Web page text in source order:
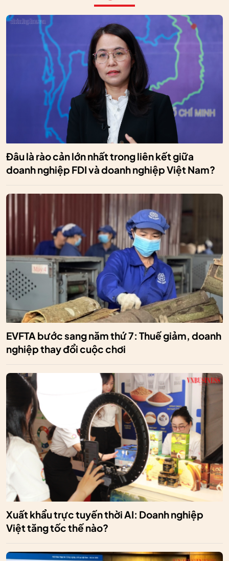
Đâu là rào cản lớn nhất trong liên kết giữa
doanh nghiệp FDI và doanh nghiệp Việt Nam?
EVFTA bước sang năm thứ 7: Thuế giảm, doanh
nghiệp thay đổi cuộc chơi
Xuất khẩu trực tuyến thời AI: Doanh nghiệp
Việt tăng tốc thế nào?